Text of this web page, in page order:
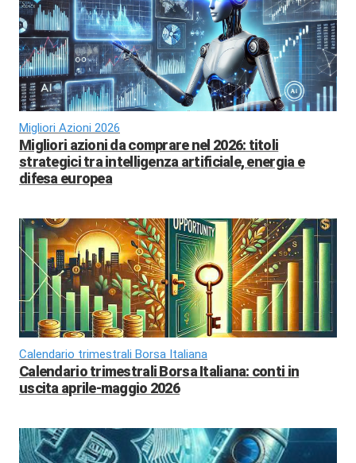
Migliori Azioni 2026
Migliori azioni da comprare nel 2026: titoli
strategici tra intelligenza artificiale, energia e
difesa europea
Calendario trimestrali Borsa Italiana
Calendario trimestrali Borsa Italiana: conti in
uscita aprile-maggio 2026